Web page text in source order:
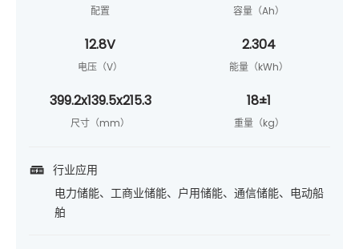
配置 容量（Ah）
12.8V
电压（V）
2.304
能量（kWh）
399.2x139.5x215.3
尺寸（mm）
18±1
重量（kg）
行业应用
电力储能、工商业储能、户用储能、通信储能、电动船
舶